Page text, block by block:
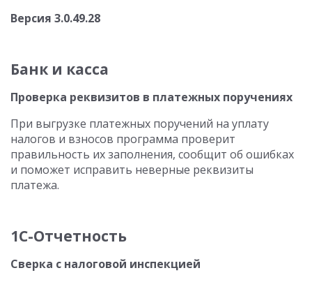
Версия 3.0.49.28
Банк и касса
Проверка реквизитов в платежных поручениях
При выгрузке платежных поручений на уплату
налогов и взносов программа проверит
правильность их заполнения, сообщит об ошибках
и поможет исправить неверные реквизиты
платежа.
1С-Отчетность
Сверка с налоговой инспекцией